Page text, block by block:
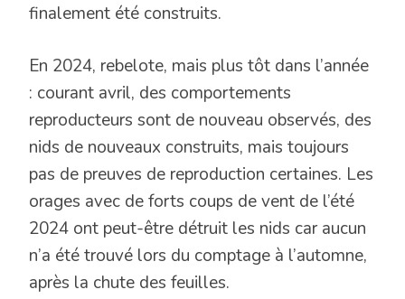
finalement été construits.
En 2024, rebelote, mais plus tôt dans l’année
: courant avril, des comportements
reproducteurs sont de nouveau observés, des
nids de nouveaux construits, mais toujours
pas de preuves de reproduction certaines. Les
orages avec de forts coups de vent de l’été
2024 ont peut-être détruit les nids car aucun
n’a été trouvé lors du comptage à l’automne,
après la chute des feuilles.